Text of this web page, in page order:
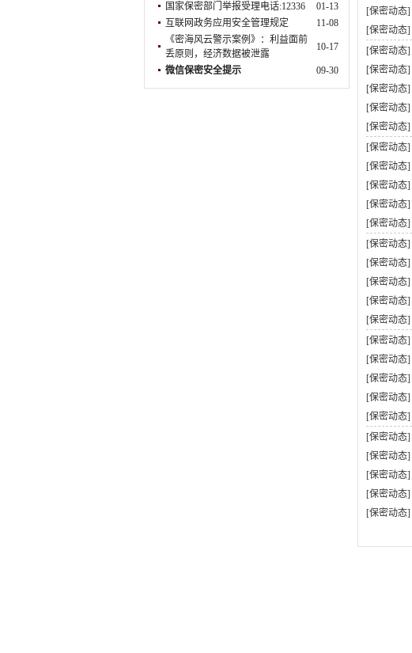
国家保密部门举报受理电话:12336
01-13
互联网政务应用安全管理规定
11-08
《密海风云警示案例》：利益面前
丢原则，经济数据被泄露
10-17
微信保密安全提示 09-30
[保密动态]
[保密动态]
[保密动态]
[保密动态]
[保密动态]
[保密动态]
[保密动态]
[保密动态]
[保密动态]
[保密动态]
[保密动态]
[保密动态]
[保密动态]
[保密动态]
[保密动态]
[保密动态]
[保密动态]
[保密动态]
[保密动态]
[保密动态]
[保密动态]
[保密动态]
[保密动态]
[保密动态]
[保密动态]
[保密动态]
[保密动态]